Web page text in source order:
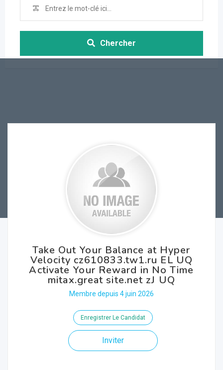
Chercher
Take Out Your Balance at Hyper
Velocity cz610833.tw1.ru EL UQ
Activate Your Reward in No Time
mitax.great site.net zJ UQ
Membre depuis 4 juin 2026
Enregistrer Le Candidat
Inviter